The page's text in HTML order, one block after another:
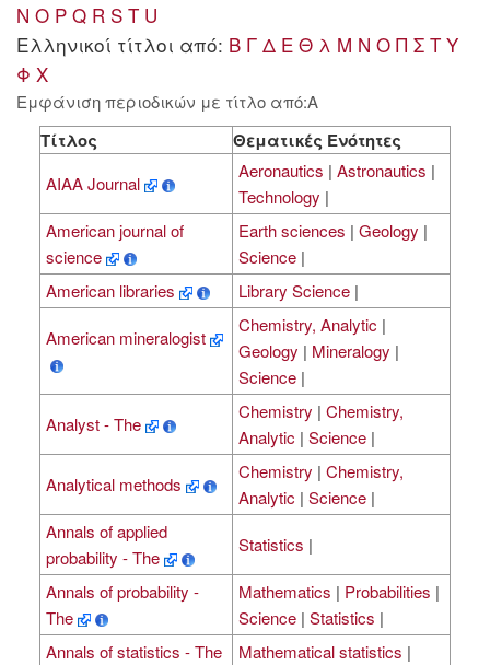
N O P Q R S T U
Ελληνικοί τίτλοι από: Β Γ Δ Ε Θ λ Μ Ν Ο Π Σ Τ Υ
Φ Χ
Εμφάνιση περιοδικών με τίτλο από:A
Τίτλος Θεματικές Ενότητες
AIAA Journal
Aeronautics | Astronautics |
Technology |
American journal of
science
Earth sciences | Geology |
Science |
American libraries
Library Science |
American mineralogist
Chemistry, Analytic |
Geology | Mineralogy |
Science |
Analyst - The
Chemistry | Chemistry,
Analytic | Science |
Analytical methods
Chemistry | Chemistry,
Analytic | Science |
Annals of applied
probability - The
Statistics |
Annals of probability -
The
Mathematics | Probabilities |
Science | Statistics |
Annals of statistics - The
Mathematical statistics |